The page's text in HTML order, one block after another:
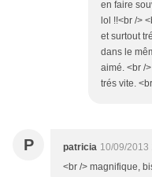
en faire
lol !!<br />
et surtout
dans le
aimé. <br /
trés vite.
P patricia 10/09/2013
<br /> magnifique,